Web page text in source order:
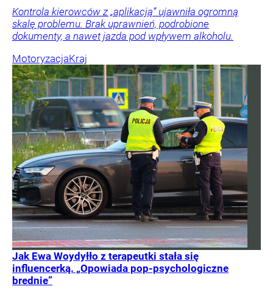
Kontrola kierowców z „aplikacją” ujawniła ogromną
skalę problemu. Brak uprawnień, podrobione
dokumenty, a nawet jazda pod wpływem alkoholu.
MotoryzacjaKraj
Jak Ewa Woydyłło z terapeutki stała się
influencerką. „Opowiada pop-psychologiczne
brednie”